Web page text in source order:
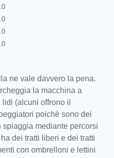
ne vale davvero la pena.
la macchina a
(alcuni offrono il
poichè sono dei
mediante percorsi
dei tratti liberi e dei tratti
con ombrelloni e lettini